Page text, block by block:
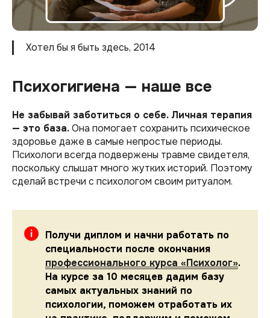
Хотел бы я быть здесь, 2014
Психогигиена — наше все
Не забывай заботиться о себе. Личная терапия
— это база.Она помогает сохранить психическое
здоровье даже в самые непростые периоды.
Психологи всегда подвержены травме свидетеля,
поскольку слышат много жутких историй. Поэтому
сделай встречи с психологом своим ритуалом.
Получи диплом и начни работать по
специальности после окончания
профессионального курса «Психолог».
На курсе за 10 месяцев дадим базу
самых актуальных знаний по
психологии, поможем отработать их